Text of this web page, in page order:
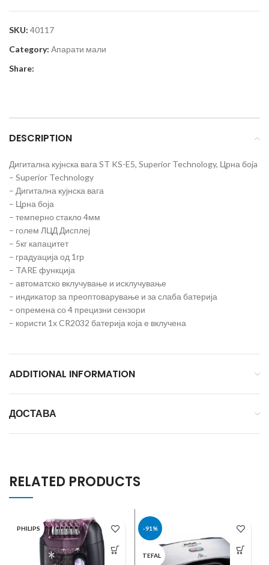
SKU: 40117
Category: Апарати мали
Share:
DESCRIPTION
Дигитална кујнска вага ST KS-E5, Superior Technology, Црна бoja
– Superior Technology
– Дигитална кујнска вага
– Црна боја
– темперно стакло 4мм
– голем ЛЦД Дисплеј
– 5кг капацитет
– градуација од 1гр
– TARE функција
– автоматско вклучување и исклучување
– индикатор за преоптоварување и за слаба батерија
– опремена со 4 прецизни сензори
– користи 1x CR2032 батерија која е вклучена
ADDITIONAL INFORMATION
ДОСТАВА
RELATED PRODUCTS
PHILIPS -91%
TEFAL